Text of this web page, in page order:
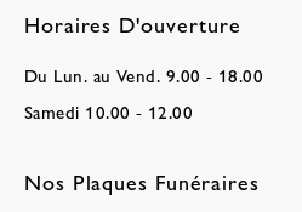
Horaires D'ouverture
Du Lun. au Vend. 9.00 - 18.00
Samedi 10.00 - 12.00
Nos Plaques Funéraires